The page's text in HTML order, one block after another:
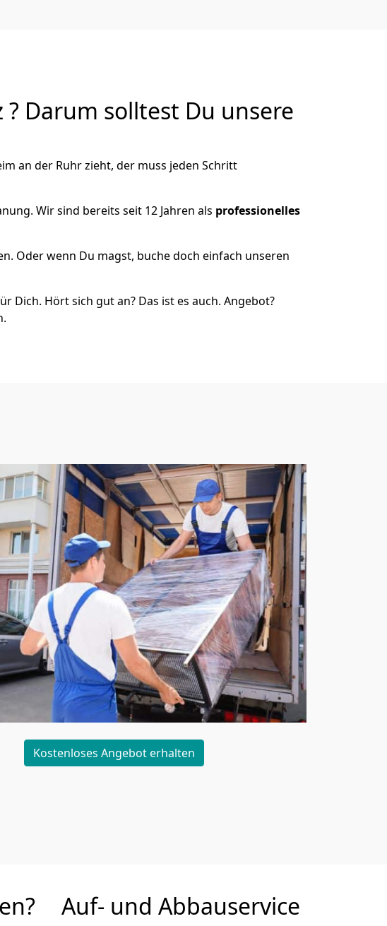
Darum solltest Du unsere
an der Ruhr zieht, der muss jeden Schritt
Wir sind bereits seit 12 Jahren als professionelles
Oder wenn Du magst, buche doch einfach unseren
Dich. Hört sich gut an? Das ist es auch. Angebot?
Kostenloses Angebot erhalten
Auf- und Abbauservice